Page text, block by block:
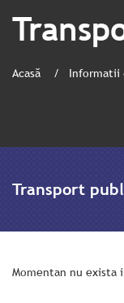
Acasă Informatii
Transport
Momentan nu exista